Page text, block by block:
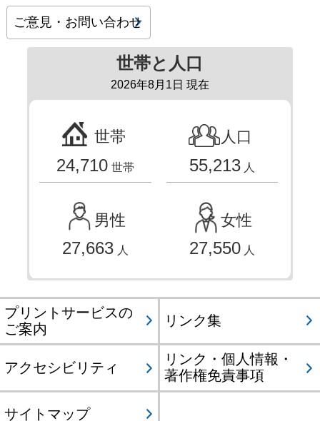
ご意見・お問い合わせ
世帯と人口
2026年8月1日 現在
世帯
24,710 世帯
人口
55,213 人
男性
27,663 人
女性
27,550 人
プリントサービスの
ご案内
リンク集
アクセシビリティ
リンク・個人情報・
著作権免責事項
サイトマップ